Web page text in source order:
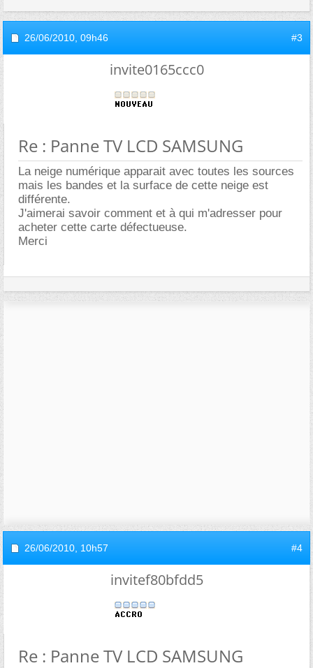
26/06/2010, 09h46 #3
invite0165ccc0
Re : Panne TV LCD SAMSUNG
La neige numérique apparait avec toutes les sources
mais les bandes et la surface de cette neige est
différente.
J'aimerai savoir comment et à qui m'adresser pour
acheter cette carte défectueuse.
Merci
26/06/2010, 10h57 #4
invitef80bfdd5
Re : Panne TV LCD SAMSUNG